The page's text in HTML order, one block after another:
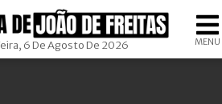
6 De Agosto De 2026 MENU